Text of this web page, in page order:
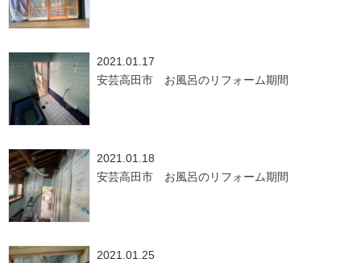
2021.01.17
安芸高田市 お風呂のリフォーム期間
2021.01.18
安芸高田市 お風呂のリフォーム期間
2021.01.25